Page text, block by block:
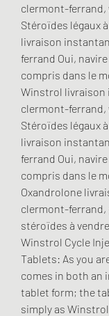
clermont-
Stéroïdes légaux
livraison
ferrand Oui,
compris dans le
Winstrol livraison
clermont-
Stéroïdes légaux
livraison
ferrand Oui,
compris dans le
Oxandrolone
clermont-ferrand,
stéroïdes à
Winstrol Cycle
Tablets: As you
comes in both an
tablet form; the
simply as